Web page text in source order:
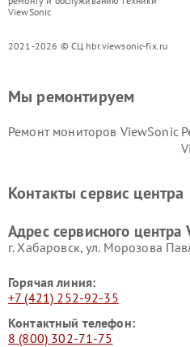
ViewSonic
2021-2026 © СЦ hbr.viewsonic-fix.ru
Мы ремонтируем
Ремонт мониторов ViewSonic
Контакты сервис центра
Адрес сервисного центра
г. Хабаровск, ул. Морозова
Горячая линия:
+7 (421) 252-92-35
Контактный телефон:
8 (800) 302-71-75